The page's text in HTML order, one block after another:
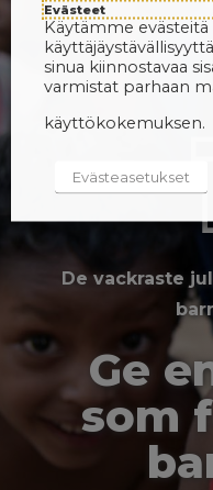
De vackraste
Ge
som
Evästeet
Käytämme
sinua kiinnostavaa
varmistat parhaan
käyttökokemuksen.
Evästeasetukset